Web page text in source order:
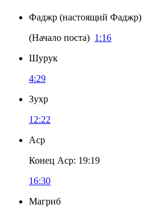
Фаджр (настоящий Фаджр)
(Начало поста) 1:16
Шурук
4:29
Зухр
12:22
Аср
Конец Аср: 19:19
16:30
Магриб